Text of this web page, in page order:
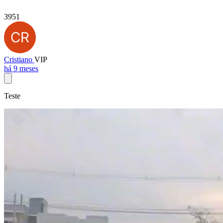
3951
Cristiano VIP
há 9 meses
Teste